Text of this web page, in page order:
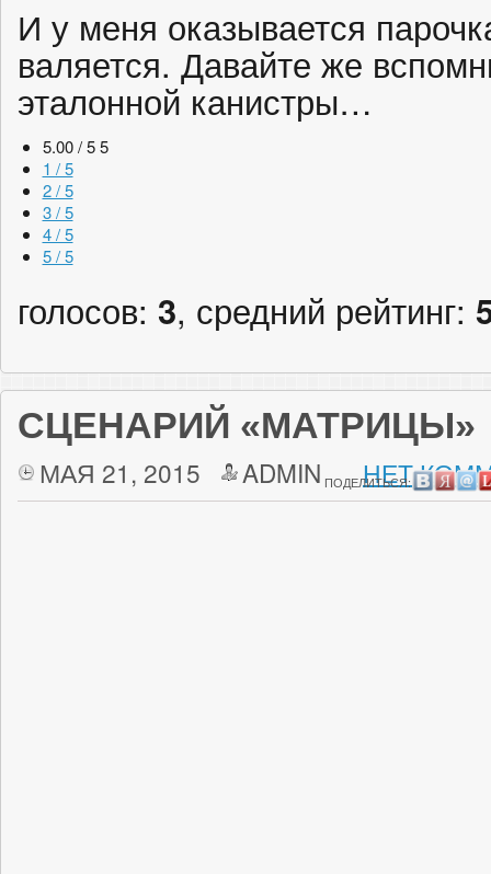
И у меня оказывается
валяется. Давайте же
эталонной канистры…
5.00 / 5 5
1 / 5
2 / 5
3 / 5
4 / 5
5 / 5
голосов: 3, средний рейтинг:
СЦЕНАРИЙ «МАТРИЦЫ»
МАЯ 21, 2015 ADMIN НЕТ
ПОДЕЛИТЬСЯ: